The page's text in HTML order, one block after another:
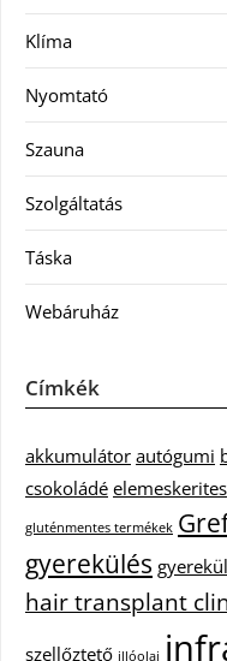
Klíma
Nyomtató
Szauna
Szolgáltatás
Táska
Webáruház
Címkék
akkumulátor autógumi
csokoládé elemeskerites
gluténmentes termékek
gyerekülés
hair transplant
szellőztető illóolaj